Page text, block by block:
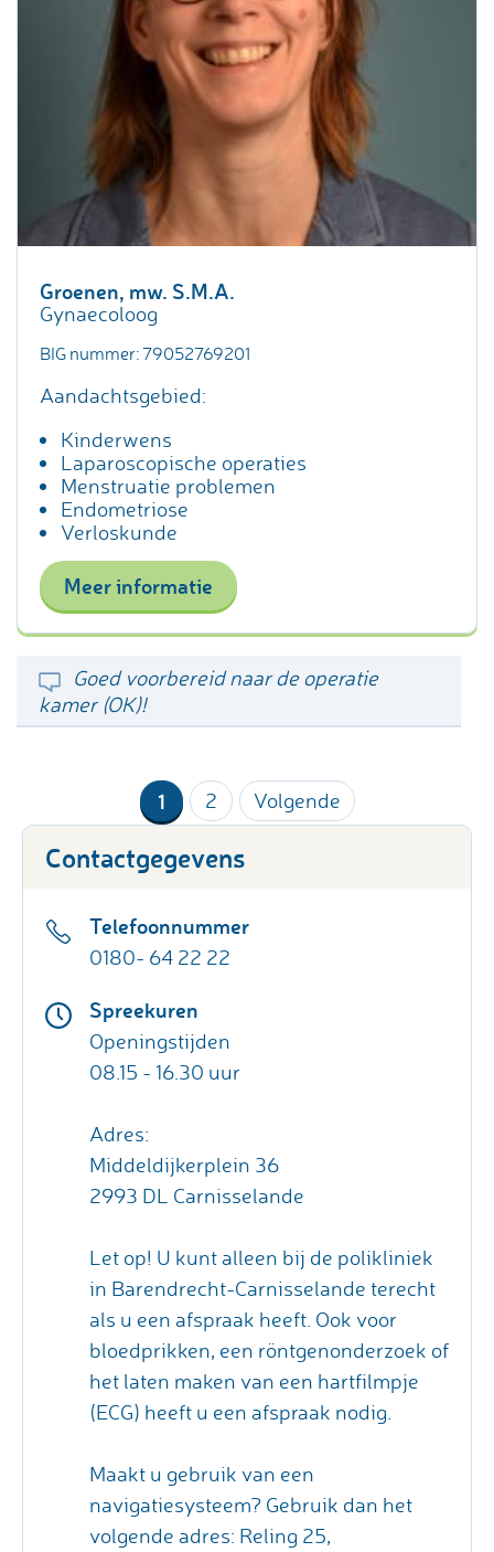
Groenen, mw. S.M.A.
Gynaecoloog
BIG nummer: 79052769201
Aandachtsgebied:
Kinderwens
Laparoscopische operaties
Menstruatie problemen
Endometriose
Verloskunde
Meer informatie
Goed voorbereid naar de operatie
kamer (OK)!
1 2 Volgende
Contactgegevens
Telefoonnummer
0180- 64 22 22
Spreekuren
Openingstijden
08.15 - 16.30 uur
Adres:
Middeldijkerplein 36
2993 DL Carnisselande
Let op! U kunt alleen bij de polikliniek
in Barendrecht-Carnisselande terecht
als u een afspraak heeft. Ook voor
bloedprikken, een röntgenonderzoek of
het laten maken van een hartfilmpje
(ECG) heeft u een afspraak nodig.
Maakt u gebruik van een
navigatiesysteem? Gebruik dan het
volgende adres: Reling 25,